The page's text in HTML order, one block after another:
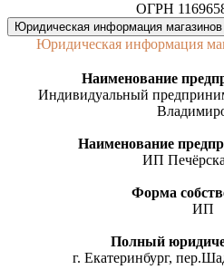
ОГРН
Юридическая информация
Юридическая информация
Наименование
Индивидуальный
Наименование
ИП
Форма
ИП
Полный
г. Екатеринбург,